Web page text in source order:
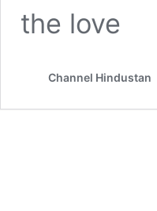
the love
Channel Hindustan